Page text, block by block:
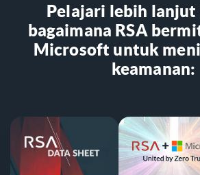
Pelajari lebih
bagaimana RSA
Microsoft untuk
keamanan: